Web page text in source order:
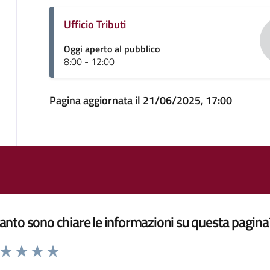
Ufficio Tributi
Oggi aperto al pubblico
8:00 - 12:00
Pagina aggiornata il 21/06/2025, 17:00
sono chiare le informazioni su questa
da 1 a 5 stelle la pagina